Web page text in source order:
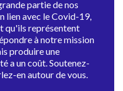
partie de nos
lien avec le Covid-19,
qu'ils représentent
à notre mission
produire une
a un coût. Soutenez-
en autour de vous.